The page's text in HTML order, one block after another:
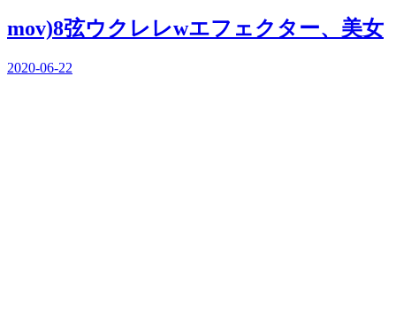
mov)8弦ウクレレwエフェクター、美女
2020-06-22